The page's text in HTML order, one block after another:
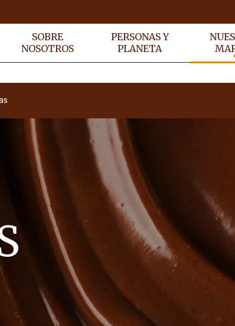
SOBRE
NOSOTROS
PERSONAS Y
PLANETA